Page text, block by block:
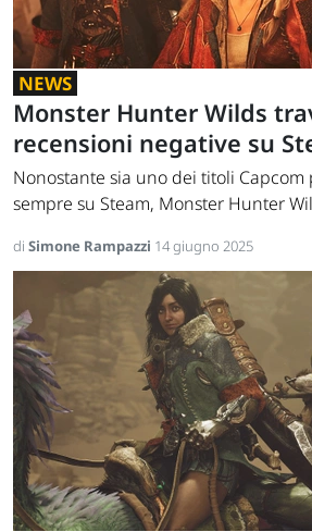
NEWS
Monster Hunter Wilds
recensioni negative su
Nonostante sia uno dei titoli
sempre su Steam, Monster Hunter
di Simone Rampazzi 14 giugno 2025